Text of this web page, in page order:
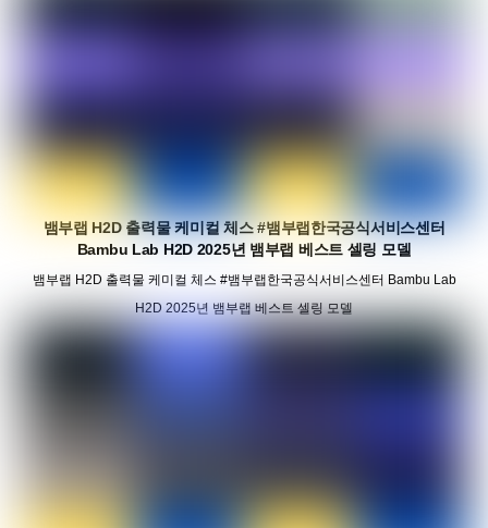
뱀부랩 H2D 출력물 케미컬 체스 #뱀부랩한국공식서비스센터
Bambu Lab H2D 2025년 뱀부랩 베스트 셀링 모델
뱀부랩 H2D 출력물 케미컬 체스 #뱀부랩한국공식서비스센터 Bambu Lab
H2D 2025년 뱀부랩 베스트 셀링 모델